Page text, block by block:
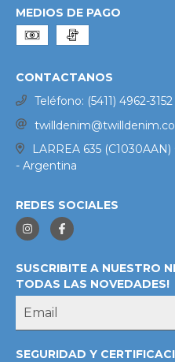
MEDIOS DE PAGO
CONTACTANOS
Teléfono: (5411) 4962-3152
LARREA 635
- Argentina
REDES SOCIALES
SUSCRIBITE A NUESTRO
TODAS LAS NOVEDADES!
SEGURIDAD Y